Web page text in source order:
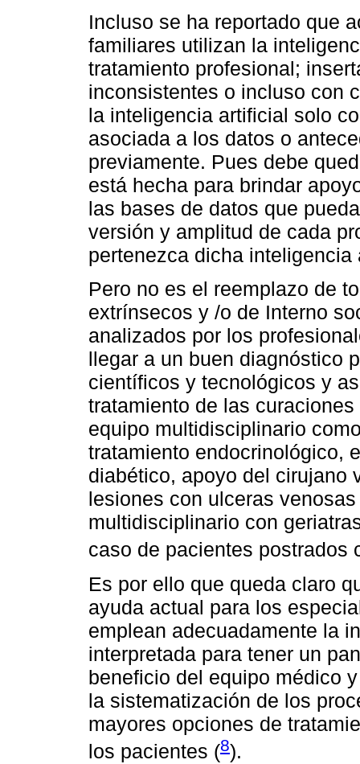
Incluso se ha reportado que
familiares utilizan la
tratamiento profesional;
inconsistentes o incluso con
la inteligencia artificial solo
asociada a los datos o
previamente. Pues debe
está hecha para brindar
las bases de datos que
versión y amplitud de cada
pertenezca dicha inteligencia
Pero no es el reemplazo de
extrínsecos y /o de Interno
analizados por los
llegar a un buen diagnóstico
científicos y tecnológicos y
tratamiento de las
equipo multidisciplinario
tratamiento endocrinológico,
diabético, apoyo del cirujano
lesiones con ulceras
multidisciplinario con
caso de pacientes postrados
Es por ello que queda claro
ayuda actual para los
emplean adecuadamente la
interpretada para tener un
beneficio del equipo médico
la sistematización de los
mayores opciones de
los pacientes (8).